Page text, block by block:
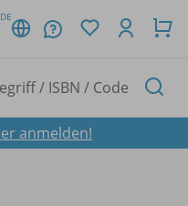
DE
anmelden!